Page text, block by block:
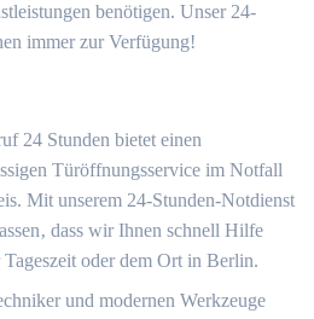
benötigen. Unser 24-
immer zur Verfügung!​
24 Stunden bietet einen
Türöffnungsservice im Notfall
Mit unserem 24-Stunden-Notdienst
dass wir Ihnen schnell Hilfe
oder dem Ort in Berlin.​
und modernen Werkzeuge